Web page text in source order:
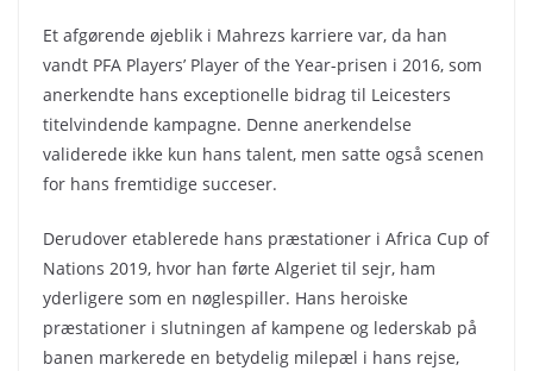
Et afgørende øjeblik i Mahrezs karriere var, da han
vandt PFA Players’ Player of the Year-prisen i 2016, som
anerkendte hans exceptionelle bidrag til Leicesters
titelvindende kampagne. Denne anerkendelse
validerede ikke kun hans talent, men satte også scenen
for hans fremtidige succeser.
Derudover etablerede hans præstationer i Africa Cup of
Nations 2019, hvor han førte Algeriet til sejr, ham
yderligere som en nøglespiller. Hans heroiske
præstationer i slutningen af kampene og lederskab på
banen markerede en betydelig milepæl i hans rejse,